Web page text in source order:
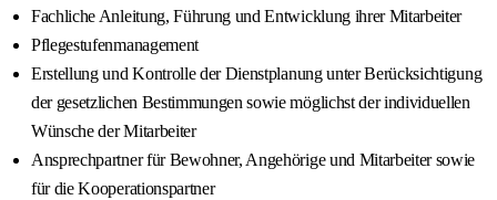
Fachliche Anleitung, Führung und Entwicklung ihrer Mitarbeiter
Pflegestufenmanagement
Erstellung und Kontrolle der Dienstplanung unter Berücksichtigung
der gesetzlichen Bestimmungen sowie möglichst der individuellen
Wünsche der Mitarbeiter
Ansprechpartner für Bewohner, Angehörige und Mitarbeiter sowie
für die Kooperationspartner